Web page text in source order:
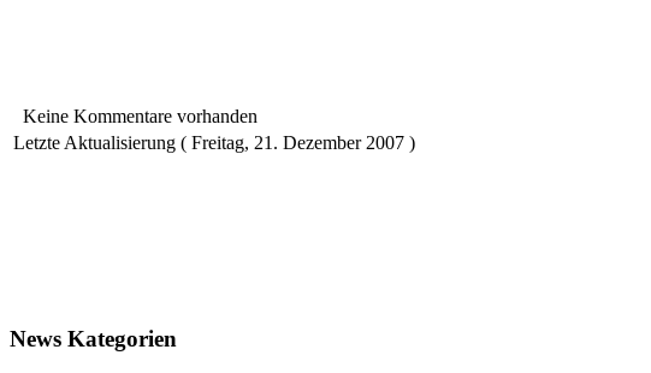
Keine Kommentare vorhanden
Letzte Aktualisierung ( Freitag, 21. Dezember 2007 )
News Kategorien